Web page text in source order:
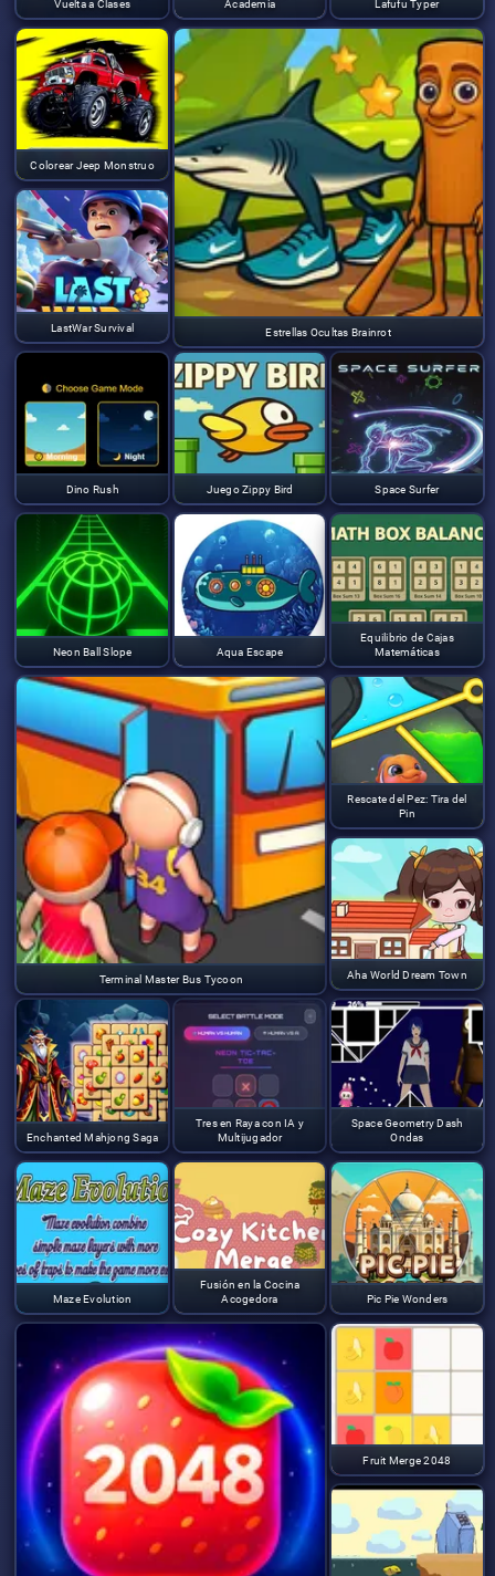
Vuelta a Clases Academia Lafufu Typer
Colorear Jeep Monstruo
Estrellas Ocultas Brainrot
LastWar Survival
Dino Rush Juego Zippy Bird Space Surfer
Neon Ball Slope Aqua Escape
Equilibrio de Cajas
Matemáticas
Terminal Master Bus Tycoon
Rescate del Pez: Tira del
Pin
Aha World Dream Town
Enchanted Mahjong Saga
Tres en Raya con IA y
Multijugador
Space Geometry Dash
Ondas
Maze Evolution
Fusión en la Cocina
Acogedora
Pic Pie Wonders
Fruit Merge 2048